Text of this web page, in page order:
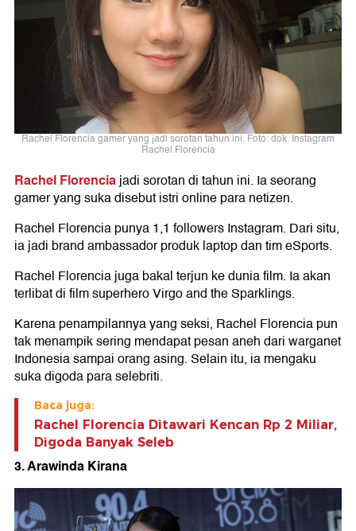
Rachel Florencia gamer yang jadi sorotan tahun ini. Foto: dok. Instagram
Rachel Florencia
Rachel Florenciajadi sorotan di tahun ini. Ia seorang
gamer yang suka disebut istri online para netizen.
Rachel Florencia punya 1,1 followers Instagram. Dari situ,
ia jadi brand ambassador produk laptop dan tim eSports.
Rachel Florencia juga bakal terjun ke dunia film. Ia akan
terlibat di film superhero Virgo and the Sparklings.
Karena penampilannya yang seksi, Rachel Florencia pun
tak menampik sering mendapat pesan aneh dari warganet
Indonesia sampai orang asing. Selain itu, ia mengaku
suka digoda para selebriti.
Baca juga:
Rachel Florencia Ditawari Kencan Rp 2 Miliar,
Digoda Banyak Seleb
3. Arawinda Kirana